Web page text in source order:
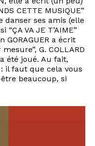
CETTE MUSIQUE”
danser ses amis (elle
VA JE T’AIME”
GORAGUER a écrit
G. COLLARD
été joué. Au fait,
il faut que cela vous
beaucoup, si